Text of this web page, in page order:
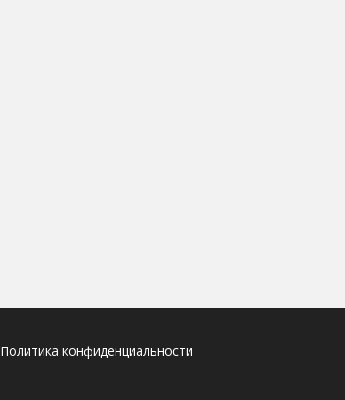
Политика конфиденциальности